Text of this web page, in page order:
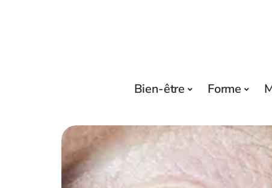
Bien-être Forme